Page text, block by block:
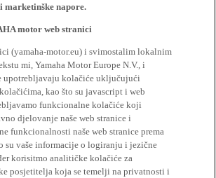
marketinške napore.
motor web stranici
(yamaha-motor.eu) i svimostalim lokalnim
mi, Yamaha Motor Europe N.V., i
upotrebljavaju kolačiće uključujući
kao što su javascript i web
funkcionalne kolačiće koji
djelovanje naše web stranice i
funkcionalnosti naše web stranice prema
su vaše informacije o logiranju i jezične
korisitmo analitičke kolačiće za
posjetitelja koja se temelji na privatnosti i